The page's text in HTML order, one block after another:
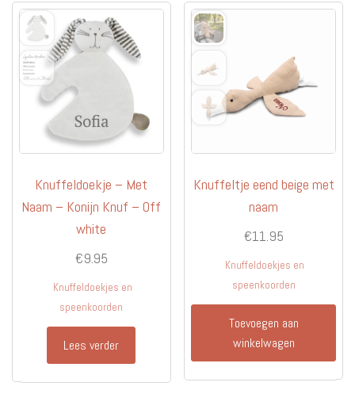
Knuffeldoekje – Met
Naam – Konijn Knuf – Off
white
€9.95
Knuffeldoekjes en
speenkoorden
Lees verder
Knuffeltje eend beige met
naam
€11.95
Knuffeldoekjes en
speenkoorden
Toevoegen aan
winkelwagen